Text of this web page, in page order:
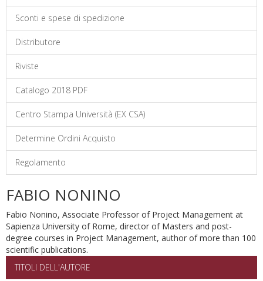
Sconti e spese di spedizione
Distributore
Riviste
Catalogo 2018 PDF
Centro Stampa Università (EX CSA)
Determine Ordini Acquisto
Regolamento
FABIO NONINO
Fabio Nonino, Associate Professor of Project Management at
Sapienza University of Rome, director of Masters and post-
degree courses in Project Management, author of more than 100
scientific publications.
TITOLI DELL'AUTORE